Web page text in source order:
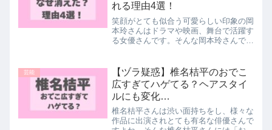
れる理由4選！
笑顔がとても似合う可愛らしい印象の岡
本玲さんはドラマや映画、舞台で活躍す
る女優さんです。そんな岡本玲さんです
た？」と言われていて、原因が病気やス
キャンダルではないか？と...
芸能
【ヅラ疑惑】椎名桔平のおでこ
広すぎてハゲてる？ヘアスタイ
ルにも変化…
椎名桔平さんは渋い面持ちをし、様々な
作品に出演されとても有名な俳優さんで